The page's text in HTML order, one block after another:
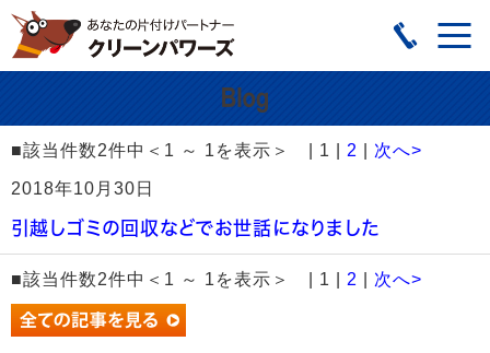
■該当件数2件中＜1 ～ 1を表示＞ | 1 | 2 次へ>
2018年10月30日
引越しゴミの回収などでお世話になりました
■該当件数2件中＜1 ～ 1を表示＞ | 1 | 2 次へ>